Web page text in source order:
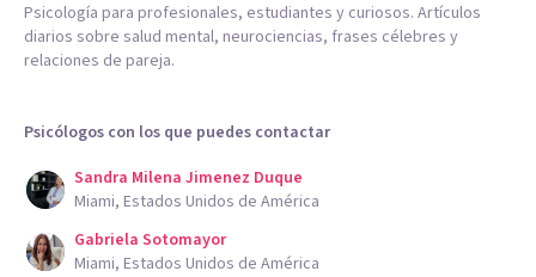
Psicología para profesionales, estudiantes y curiosos. Artículos
diarios sobre salud mental, neurociencias, frases célebres y
relaciones de pareja.
Psicólogos con los que puedes contactar
Sandra Milena Jimenez Duque
Miami, Estados Unidos de América
Gabriela Sotomayor
Miami, Estados Unidos de América